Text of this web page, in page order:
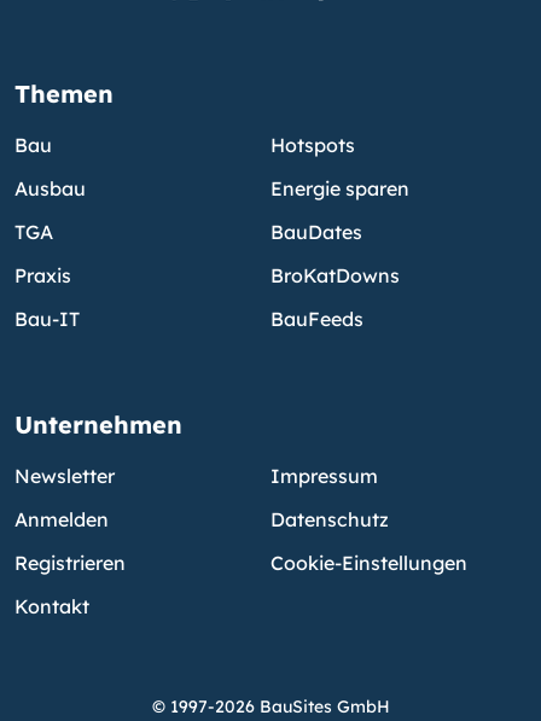
Themen
Bau
Ausbau
TGA
Praxis
Bau-IT
Hotspots
Energie sparen
BauDates
BroKatDowns
BauFeeds
Unternehmen
Newsletter
Anmelden
Registrieren
Kontakt
Impressum
Datenschutz
Cookie-Einstellungen
© 1997-2026 BauSites GmbH